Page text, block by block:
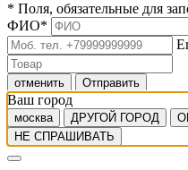
* Поля, обязательные для
ФИО*
отменить Отправить
Ваш город
москва ДРУГОЙ ГОРОД
НЕ СПРАШИВАТЬ